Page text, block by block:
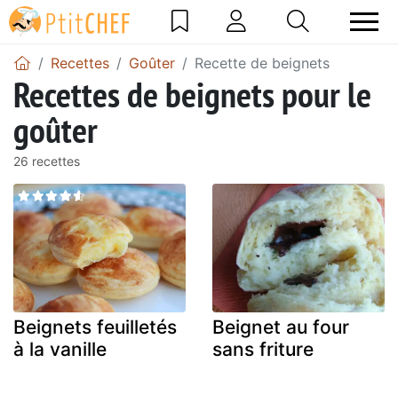
Recettes Goûter Recette de beignets
Recettes de beignets pour le
goûter
26 recettes
Beignets feuilletés
à la vanille
Beignet au four
sans friture